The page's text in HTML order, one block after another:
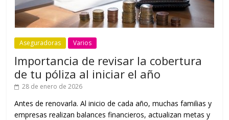
Aseguradoras Varios
Importancia de revisar la cobertura
de tu póliza al iniciar el año
28 de enero de 2026
Antes de renovarla. Al inicio de cada año, muchas familias y
empresas realizan balances financieros, actualizan metas y